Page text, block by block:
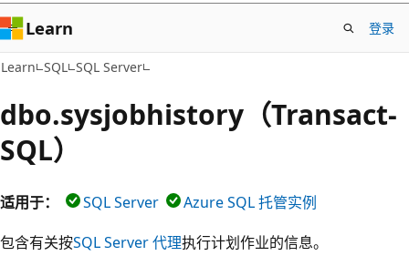
Learn 登录
Learn SQL SQL Server
dbo.sysjobhistory（Transact-
SQL）
适用于： SQL Server
Azure SQL 托管实例
包含有关按SQL Server 代理执行计划作业的信息。